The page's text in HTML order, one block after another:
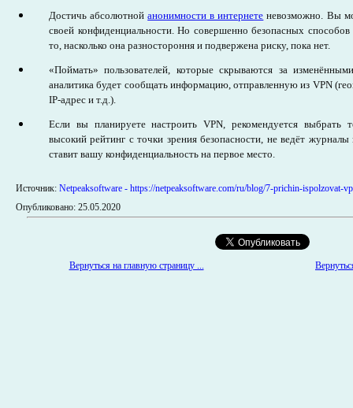
Достичь абсолютнойанонимности в интернете невозможно. Вы
своей конфиденциальности. Но совершенно безопасных
то, насколько она разностороння и подвержена риску, пока нет.
«Поймать» пользователей, которые скрываются за
аналитика будет сообщать информацию, отправленную из VPN
IP-адрес и т.д.).
Если вы планируете настроить VPN, рекомендуется выбрать
высокий рейтинг с точки зрения безопасности, не ведёт
ставит вашу конфиденциальность на первое место.
Источник: Netpeaksoftware - https://netpeaksoftware.com/ru/blog/7-prichin-ispolzovat-
Опубликовано: 25.05.2020